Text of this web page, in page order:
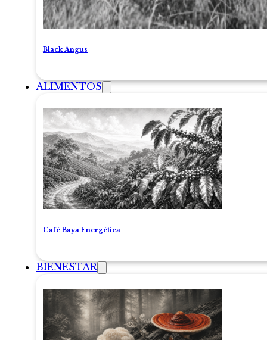
Black Angus
ALIMENTOS
Café Baya Energética
BIENESTAR